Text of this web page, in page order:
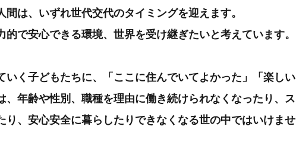
は、いずれ世代交代のタイミングを迎えます。
で安心できる環境、世界を受け継ぎたいと考えています。
いく子どもたちに、「ここに住んでいてよかった」「楽しい
、年齢や性別、職種を理由に働き続けられなくなったり、ス
り、安心安全に暮らしたりできなくなる世の中ではいけませ